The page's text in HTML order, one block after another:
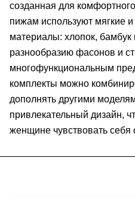
созданная для
пижам используют мягкие
материалы: хлопок, бамбук
разнообразию фасонов и
многофункциональным
комплекты можно
дополнять другими
привлекательный дизайн,
женщине чувствовать себя